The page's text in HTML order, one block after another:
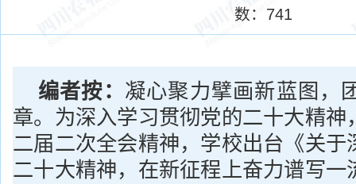
数： 741
编者按： 凝心聚力擘画新蓝图，
章。为深入学习贯彻党的二十大精神
二届二次全会精神，学校出台《关于
二十大精神，在新征程上奋力谱写一